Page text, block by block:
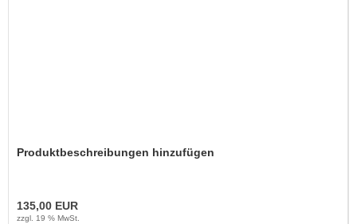
Produktbeschreibungen hinzufügen
135,00 EUR
zzgl. 19 % MwSt.